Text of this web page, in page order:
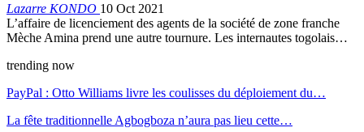
Lazarre KONDO 10 Oct 2021
L’affaire de licenciement des agents de la société de zone franche
Mèche Amina prend une autre tournure. Les internautes togolais…
trending now
PayPal : Otto Williams livre les coulisses du déploiement du…
La fête traditionnelle Agbogboza n’aura pas lieu cette…